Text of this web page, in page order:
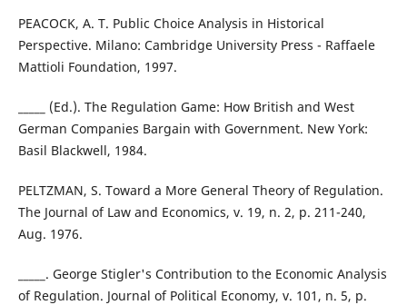
PEACOCK, A. T. Public Choice Analysis in Historical
Perspective. Milano: Cambridge University Press - Raffaele
Mattioli Foundation, 1997.
_____ (Ed.). The Regulation Game: How British and West
German Companies Bargain with Government. New York:
Basil Blackwell, 1984.
PELTZMAN, S. Toward a More General Theory of Regulation.
The Journal of Law and Economics, v. 19, n. 2, p. 211-240,
Aug. 1976.
_____. George Stigler's Contribution to the Economic Analysis
of Regulation. Journal of Political Economy, v. 101, n. 5, p.